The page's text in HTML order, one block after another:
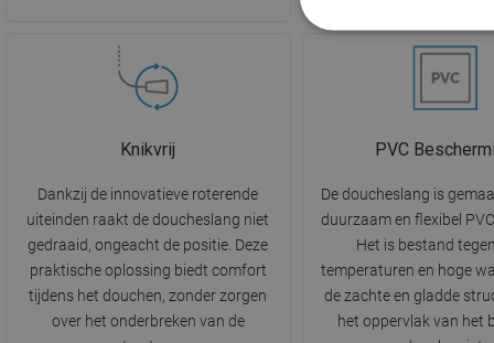
Knikvrij
Dankzij de innovatieve roterende
uiteinden raakt de doucheslang niet
gedraaid, ongeacht de positie. Deze
praktische oplossing biedt comfort
tijdens het douchen, zonder zorgen
over het onderbreken van de
PVC
De doucheslang is
duurzaam en flexibel
Het is bestand
temperaturen en hoge
de zachte en gladde
het oppervlak van het